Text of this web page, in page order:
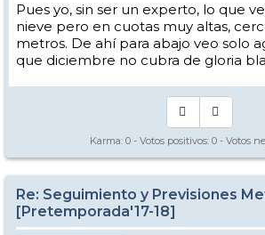
Pues yo, sin ser un experto, lo que
nieve pero en cuotas muy altas,
metros. De ahí para abajo veo solo
que diciembre no cubra de gloria
Karma: 0 - Votos positivos: 0 - Votos
Re: Seguimiento y Previsiones
[Pretemporada'17-18]